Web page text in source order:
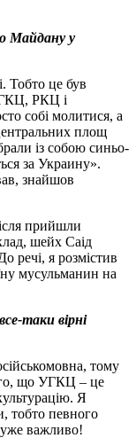
Майдану у
Тобто це був
РКЦ і
собі молитися, а
площ
із собою синьо-
за Украину».
знайшов
прийшли
шейх Саід
речі, я розмістив
мусульманин на
таки вірні
тому
що УГКЦ – це
Я
тобто певного
важливо!